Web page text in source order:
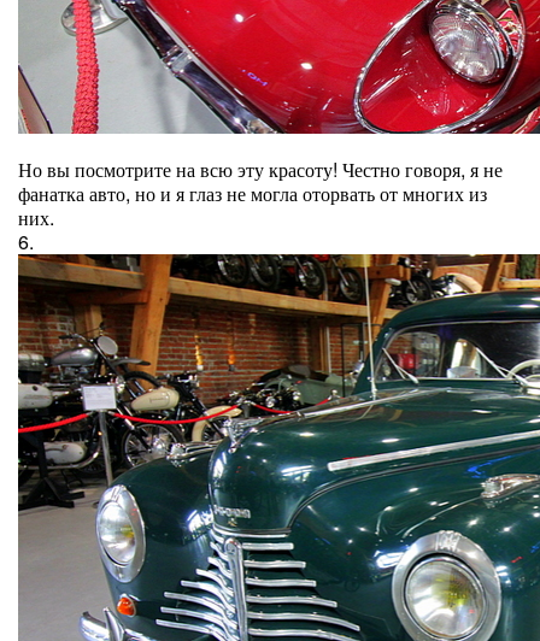
Но вы посмотрите на всю эту красоту! Честно говоря, я не
фанатка авто, но и я глаз не могла оторвать от многих из
них.
6.